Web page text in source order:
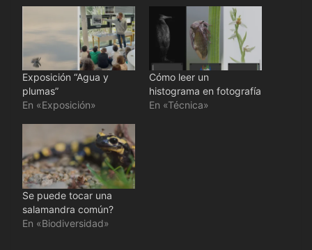
Exposición “Agua y
plumas”
En «Exposición»
Cómo leer un
histograma en fotografía
En «Técnica»
Se puede tocar una
salamandra común?
En «Biodiversidad»